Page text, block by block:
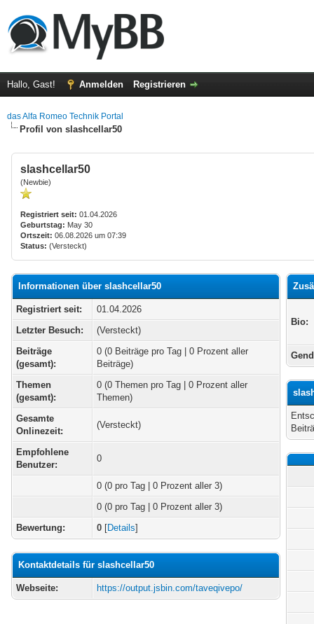
Hallo, Gast! Anmelden Registrieren
das Alfa Romeo Technik Portal
Profil von slashcellar50
slashcellar50
(Newbie)
Registriert seit: 01.04.2026
Geburtstag: May 30
Ortszeit: 06.08.2026 um 07:39
Status: (Versteckt)
Informationen über slashcellar50
Registriert seit:
01.04.2026
Letzter Besuch:
(Versteckt)
Beiträge
(gesamt):
0 (0 Beiträge pro Tag | 0 Prozent aller
Beiträge)
Themen
(gesamt):
0 (0 Themen pro Tag | 0 Prozent aller
Themen)
Gesamte
Onlinezeit:
(Versteckt)
Empfohlene
Benutzer:
0
0 (0 pro Tag | 0 Prozent aller 3)
0 (0 pro Tag | 0 Prozent aller 3)
Bewertung:
0 [Details]
Kontaktdetails für slashcellar50
Webseite: https://output.jsbin.com/taveqivepo/
Bio: